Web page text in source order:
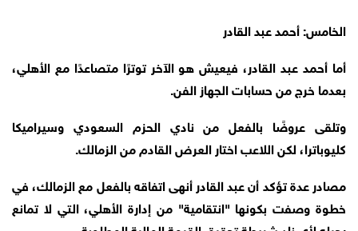
الخامس: أحمد عبد القادر
أما أحمد عبد القادر، فيعيش هو الآخر توترًا متصاعدًا مع الأهلي،
بعدما خرج من حسابات الجهاز الفن.
وتلقى عروضًا بالفعل من نادي الحزم السعودي وسيراميكا
كليوباترا، لكن اللاعب اختار العرض القادم من الزمالك.
مصادر عدة تؤكد أن عبد القادر أنهى اتفاقه بالفعل مع الزمالك، في
خطوة وصفت بكونها "انتقامية" من إدارة الأهلي، التي لا تمانع